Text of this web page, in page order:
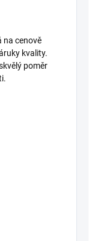
na cenově
kvality.
poměr